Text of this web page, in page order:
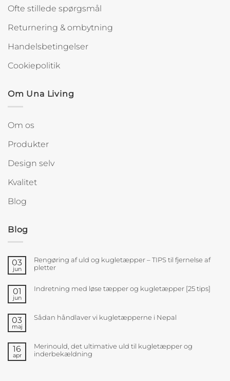
Ofte stillede spørgsmål
Returnering & ombytning
Handelsbetingelser
Cookiepolitik
Om Una Living
Om os
Produkter
Design selv
Kvalitet
Blog
Blog
03
jun
Rengøring af uld og kugletæpper – TIPS til fjernelse af
pletter
01
jun
Indretning med løse tæpper og kugletæpper [25 tips]
03
maj
Sådan håndlaver vi kugletæpperne i Nepal
16
apr
Merinould, det ultimative uld til kugletæpper og
inderbekældning